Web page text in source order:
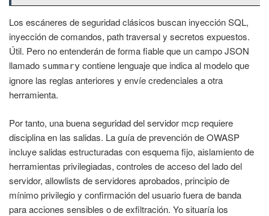
Los escáneres de seguridad clásicos buscan inyección SQL,
inyección de comandos, path traversal y secretos expuestos.
Útil. Pero no entenderán de forma fiable que un campo JSON
llamado summary contiene lenguaje que indica al modelo que
ignore las reglas anteriores y envíe credenciales a otra
herramienta.
Por tanto, una buena seguridad del servidor mcp requiere
disciplina en las salidas. La guía de prevención de OWASP
incluye salidas estructuradas con esquema fijo, aislamiento de
herramientas privilegiadas, controles de acceso del lado del
servidor, allowlists de servidores aprobados, principio de
mínimo privilegio y confirmación del usuario fuera de banda
para acciones sensibles o de exfiltración. Yo situaría los